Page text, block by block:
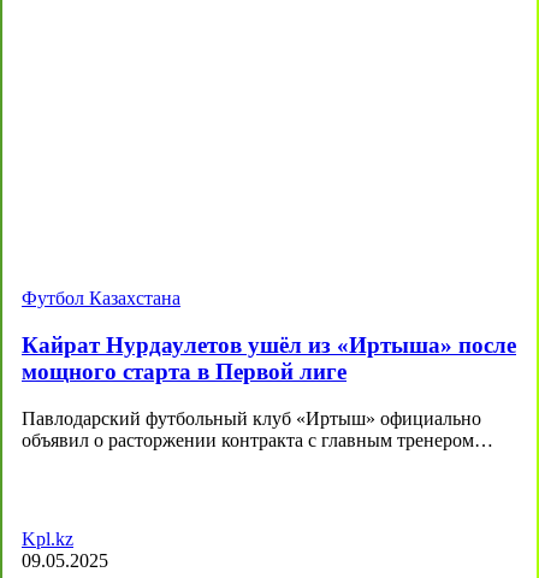
Футбол Казахстана
Кайрат Нурдаулетов ушёл из «Иртыша» после
мощного старта в Первой лиге
Павлодарский футбольный клуб «Иртыш» официально
объявил о расторжении контракта с главным тренером…
Kpl.kz
09.05.2025